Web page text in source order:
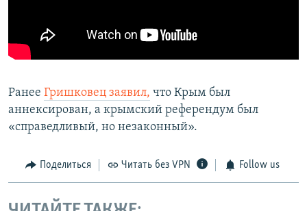
Ранее Гришковец заявил, что Крым был
аннексирован, а крымский референдум был
«справедливый, но незаконный».
Поделиться Читать без VPN Follow us